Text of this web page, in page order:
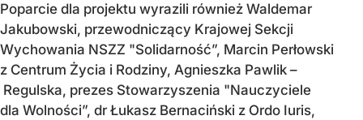
Poparcie dla projektu wyrazili również Waldemar
Jakubowski, przewodniczący Krajowej Sekcji
Wychowania NSZZ "Solidarność”, Marcin Perłowski
z Centrum Życia i Rodziny, Agnieszka Pawlik –
Regulska, prezes Stowarzyszenia "Nauczyciele
dla Wolności”, dr Łukasz Bernaciński z Ordo Iuris,